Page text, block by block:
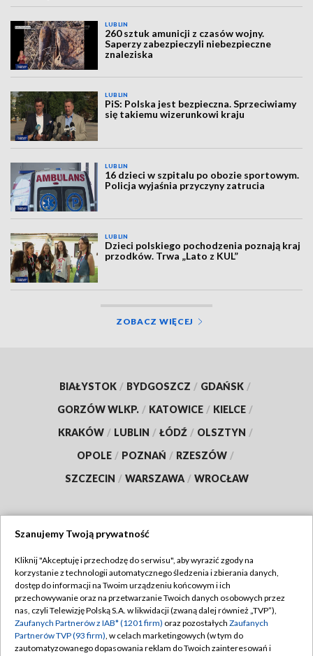
LUBLIN
260 sztuk amunicji z czasów wojny.
Saperzy zabezpieczyli niebezpieczne
znaleziska
LUBLIN
PiS: Polska jest bezpieczna. Sprzeciwiamy
się takiemu wizerunkowi kraju
LUBLIN
16 dzieci w szpitalu po obozie sportowym.
Policja wyjaśnia przyczyny zatrucia
LUBLIN
Dzieci polskiego pochodzenia poznają kraj
przodków. Trwa „Lato z KUL”
ZOBACZ WIĘCEJ
BIAŁYSTOK / BYDGOSZCZ / GDAŃSK /
GORZÓW WLKP. / KATOWICE / KIELCE /
KRAKÓW / LUBLIN / ŁÓDŹ / OLSZTYN /
OPOLE / POZNAŃ / RZESZÓW /
SZCZECIN / WARSZAWA / WROCŁAW
TVP
Abonament TVP
Emisja w TVP
Centrum informacji TVP
Regulamin TVP
Polityka prywatności
Moje zgody
Szanujemy Twoją prywatność
Kliknij "Akceptuję i przechodzę do serwisu", aby wyrazić zgody na
korzystanie z technologii automatycznego śledzenia i zbierania danych,
dostęp do informacji na Twoim urządzeniu końcowym i ich
przechowywanie oraz na przetwarzanie Twoich danych osobowych przez
nas, czyli Telewizję Polską S.A. w likwidacji (zwaną dalej również „TVP”),
Zaufanych Partnerów z IAB* (1201 firm) oraz pozostałych Zaufanych
Partnerów TVP (93 firm), w celach marketingowych (w tym do
zautomatyzowanego dopasowania reklam do Twoich zainteresowań i